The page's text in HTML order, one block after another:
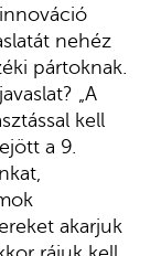
nehéz
pártoknak.
„A
kell
a 9.
akarjuk